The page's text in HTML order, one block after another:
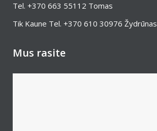
Tel. +370 663 55112 Tomas
Tik Kaune Tel. +370 610 30976 Žydrūnas
Mus rasite